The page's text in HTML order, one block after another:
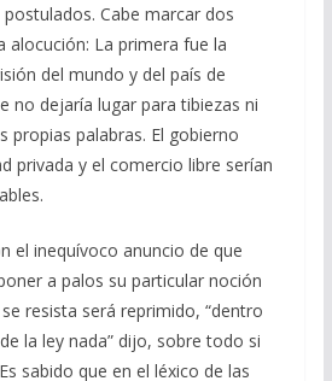
Cabe marcar dos
alocución: La primera fue la
del mundo y del país de
no dejaría lugar para tibiezas ni
propias palabras. El gobierno
privada y el comercio libre serían
el inequívoco anuncio de que
a palos su particular noción
resista será reprimido, “dentro
la ley nada” dijo, sobre todo si
sabido que en el léxico de las